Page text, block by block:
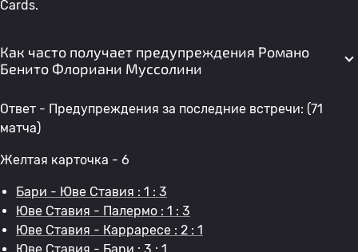
Cards.
Как часто получает предупреждения Романо
Бенито Флориани Муссолини
Ответ - Предупреждения за последние встречи: (71
матча)
Желтая карточка - 6
Бари - Юве Ставия : 1 : 3
Юве Ставия - Палермо : 1 : 3
Юве Ставия - Карраресе : 2 : 1